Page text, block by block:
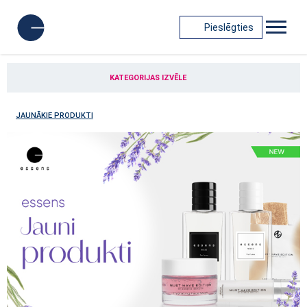
Pieslēgties
KATEGORIJAS IZVĒLE
JAUNĀKIE PRODUKTI